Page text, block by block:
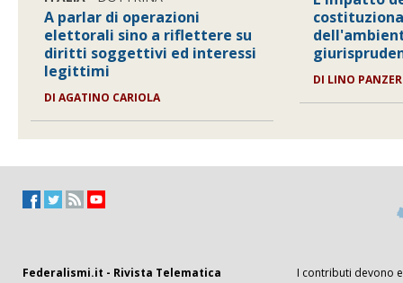
A parlar di operazioni
elettorali sino a riflettere su
diritti soggettivi ed interessi
legittimi
DIAGATINO CARIOLA
DI LINO
Federalismi.it - Rivista Telematica
I contributi devono